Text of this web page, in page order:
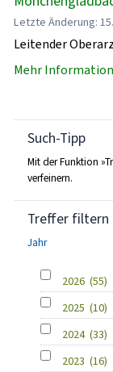
Letzte Änderung:
Leitender
Mehr
Such-Tipp
Mit der Funktion
verfeinern.
Treffer filtern
Jahr
2026 (55)
2025 (10)
2024 (33)
2023 (16)